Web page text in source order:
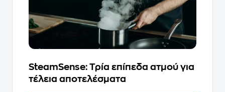
SteamSense: Τρία επίπεδα ατμού για
τέλεια αποτελέσματα